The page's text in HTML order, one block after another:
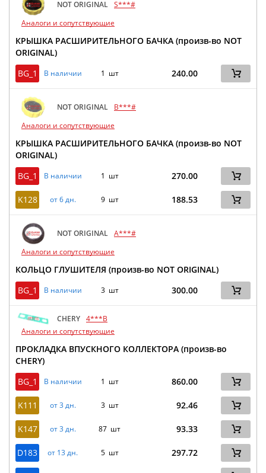
NOT ORIGINAL S***#
Аналоги и сопутствующие
КРЫШКА РАСШИРИТЕЛЬНОГО БАЧКА (произв-во NOT
ORIGINAL)
BG_1
В наличии 1 шт 240.00
NOT ORIGINAL
B***#
Аналоги и сопутствующие
КРЫШКА РАСШИРИТЕЛЬНОГО БАЧКА (произв-во NOT
ORIGINAL)
BG_1
В наличии 1 шт 270.00
K128 от 6 дн. 9 шт 188.53
NOT ORIGINAL A***#
Аналоги и сопутствующие
КОЛЬЦО ГЛУШИТЕЛЯ (произв-во NOT ORIGINAL)
BG_1
В наличии 3 шт 300.00
CHERY 4***B
Аналоги и сопутствующие
ПРОКЛАДКА ВПУСКНОГО КОЛЛЕКТОРА (произв-во
CHERY)
BG_1
В наличии 1 шт 860.00
K111 от 3 дн. 3 шт 92.46
K147 от 3 дн. 87 шт 93.33
D183 от 13 дн. 5 шт 297.72